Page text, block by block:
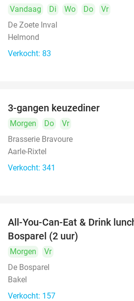
Vandaag Di Wo Do
Vr
De Zoete Inval
Helmond
Verkocht: 83
3-gangen keuzediner
Morgen Do
Vr
Brasserie Bravoure
Aarle-Rixtel
Verkocht: 341
All-You-Can-Eat & Drink
Bosparel (2 uur)
Morgen
Vr
De Bosparel
Bakel
Verkocht: 157